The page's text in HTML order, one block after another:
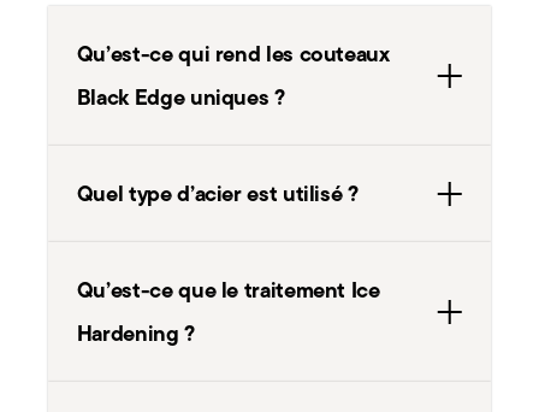
Black Edge uniques ?
Hardening ?